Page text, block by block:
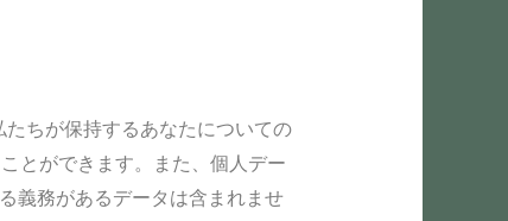
ちが保持するあなたについての
とができます。また、個人デー
義務があるデータは含まれませ